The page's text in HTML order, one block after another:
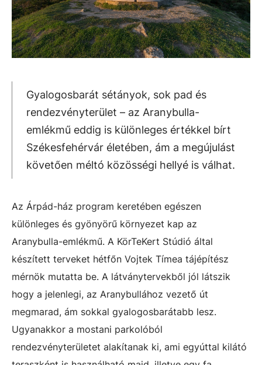
Gyalogosbarát sétányok, sok pad és
rendezvényterület – az Aranybulla-
emlékmű eddig is különleges értékkel bírt
Székesfehérvár életében, ám a megújulást
követően méltó közösségi hellyé is válhat.
Az Árpád-ház program keretében egészen
különleges és gyönyörű környezet kap az
Aranybulla-emlékmű. A KörTeKert Stúdió által
készített terveket hétfőn Vojtek Tímea tájépítész
mérnök mutatta be. A látványtervekből jól látszik
hogy a jelenlegi, az Aranybullához vezető út
megmarad, ám sokkal gyalogosbarátabb lesz.
Ugyanakkor a mostani parkolóból
rendezvényterületet alakítanak ki, ami egyúttal kilátó